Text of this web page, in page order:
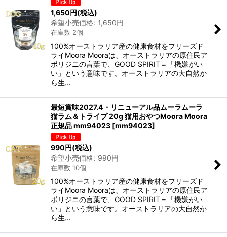
1,650円(税込)
希望小売価格: 1,650円
在庫数 2個
100%オーストラリア産の健康食材をフリーズド
ライMoora Mooraは、オーストラリアの原住民ア
ボリジニの言葉で、GOOD SPIRIT＝「機嫌がい
い」という意味です。オーストラリアの大自然か
ら生…
最短賞味2027.4・リニューアル品ムーラムーラ
猫ラム＆トライプ 20g 猫用おやつMoora Moora
正規品 mm94023 [mm94023]
990円(税込)
希望小売価格: 990円
在庫数 10個
100%オーストラリア産の健康食材をフリーズド
ライMoora Mooraは、オーストラリアの原住民ア
ボリジニの言葉で、GOOD SPIRIT＝「機嫌がい
い」という意味です。オーストラリアの大自然か
ら生…